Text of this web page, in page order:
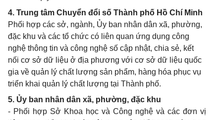
4. Trung tâm Chuyển đổi số Thành phố Hồ Chí Minh
Phối hợp các sở, ngành, Ủy ban nhân dân xã, phường,
đặc khu và các tổ chức có liên quan ứng dụng công
nghệ thông tin và công nghệ số cập nhật, chia sẻ, kết
nối cơ sở dữ liệu ở địa phương với cơ sở dữ liệu quốc
gia về quản lý chất lượng sản phẩm, hàng hóa phục vụ
triển khai quản lý chất lượng tại Thành phố.
5. Ủy ban nhân dân xã, phường, đặc khu
- Phối hợp Sở Khoa học và Công nghệ và các đơn vị